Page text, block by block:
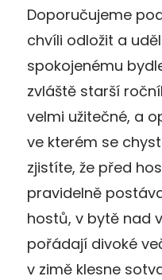
Doporučujeme
chvíli odložit a
spokojenému
zvláště starší
velmi užitečné, a
ve kterém se
zjistíte, že před
pravidelně
hostů, v bytě nad
pořádají divoké
v zimě klesne